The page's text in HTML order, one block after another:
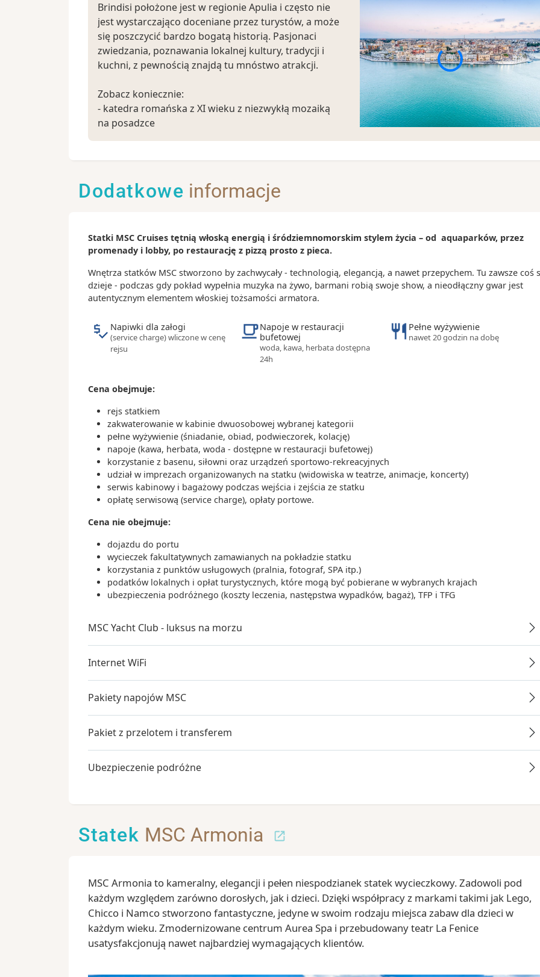
Brindisi położone jest w regionie Apulia i często nie
jest wystarczająco doceniane przez turystów, a może
się poszczycić bardzo bogatą historią. Pasjonaci
zwiedzania, poznawania lokalnej kultury, tradycji i
kuchni, z pewnością znajdą tu mnóstwo atrakcji.
Zobacz koniecznie:
- katedra romańska z XI wieku z niezwykłą mozaiką
na posadzce
ery, wieńczące drogę Via Appia z Rzymu
- Fontanna Tancredi
- nazwa miasta pochodzi od słowa brention, co
znaczy „głowa jelenia” i odnosi się do kształtu portu
miasta
- Brindisi pojawia się w powieści „W 80 dni dookoła
świata”
smażonego ciasta faszerowanego warzywami lub
owocami morza oraz cozze racanate, czyli fasoli z
małżami
bazie winogron Negroamaro
Dodatkowe informacje
Statki MSC Cruises tętnią włoską energią i śródziemnomorskim stylem życia – od aquaparków, przez
promenady i lobby, po restaurację z pizzą prosto z pieca.
Wnętrza statków MSC stworzono by zachwycały - technologią, elegancją, a nawet przepychem. Tu zawsze coś
dzieje - podczas gdy pokład wypełnia muzyka na żywo, barmani robią swoje show, a nieodłączny gwar jest
autentycznym elementem włoskiej tożsamości armatora.
Napiwki dla załogi
(service charge) wliczone w cenę
rejsu
Napoje w restauracji
bufetowej
woda, kawa, herbata dostępna
24h
Pełne wyżywienie
nawet 20 godzin na dobę
Cena obejmuje:
rejs statkiem
zakwaterowanie w kabinie dwuosobowej wybranej kategorii
pełne wyżywienie (śniadanie, obiad, podwieczorek, kolację)
napoje (kawa, herbata, woda - dostępne w restauracji bufetowej)
korzystanie z basenu, siłowni oraz urządzeń sportowo-rekreacyjnych
udział w imprezach organizowanych na statku (widowiska w teatrze, animacje, koncerty)
serwis kabinowy i bagażowy podczas wejścia i zejścia ze statku
opłatę serwisową (service charge), opłaty portowe.
Cena nie obejmuje:
dojazdu do portu
wycieczek fakultatywnych zamawianych na pokładzie statku
korzystania z punktów usługowych (pralnia, fotograf, SPA itp.)
podatków lokalnych i opłat turystycznych, które mogą być pobierane w wybranych krajach
ubezpieczenia podróżnego (koszty leczenia, następstwa wypadków, bagaż), TFP i TFG
MSC Yacht Club - luksus na morzu
Internet WiFi
Pakiety napojów MSC
Pakiet z przelotem i transferem
Ubezpieczenie podróżne
Statek MSC Armonia
MSC Armonia to kameralny, elegancji i pełen niespodzianek statek wycieczkowy. Zadowoli pod
każdym względem zarówno dorosłych, jak i dzieci. Dzięki współpracy z markami takimi jak Lego,
Chicco i Namco stworzono fantastyczne, jedyne w swoim rodzaju miejsca zabaw dla dzieci w
każdym wieku. Zmodernizowane centrum Aurea Spa i przebudowany teatr La Fenice
usatysfakcjonują nawet najbardziej wymagających klientów.